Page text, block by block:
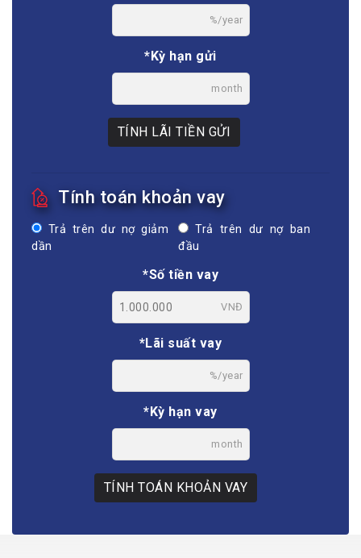
%/year
*Kỳ hạn gửi
month
TÍNH LÃI TIỀN GỬI
Tính toán khoản vay
Trả trên dư nợ giảm
dần
Trả trên dư nợ ban
đầu
*Số tiền vay
VNĐ
*Lãi suất vay
%/year
*Kỳ hạn vay
month
TÍNH TOÁN KHOẢN VAY